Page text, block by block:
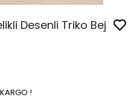
Desenli Triko Bej
!